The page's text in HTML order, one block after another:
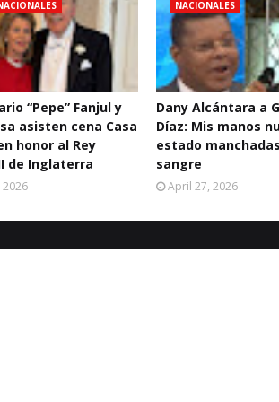
“Pepe” Fanjul y
asisten cena Casa
honor al Rey
de Inglaterra
2026
NACIONALES
Dany Alcántara a
Díaz: Mis manos
estado
sangre
April 27, 2026